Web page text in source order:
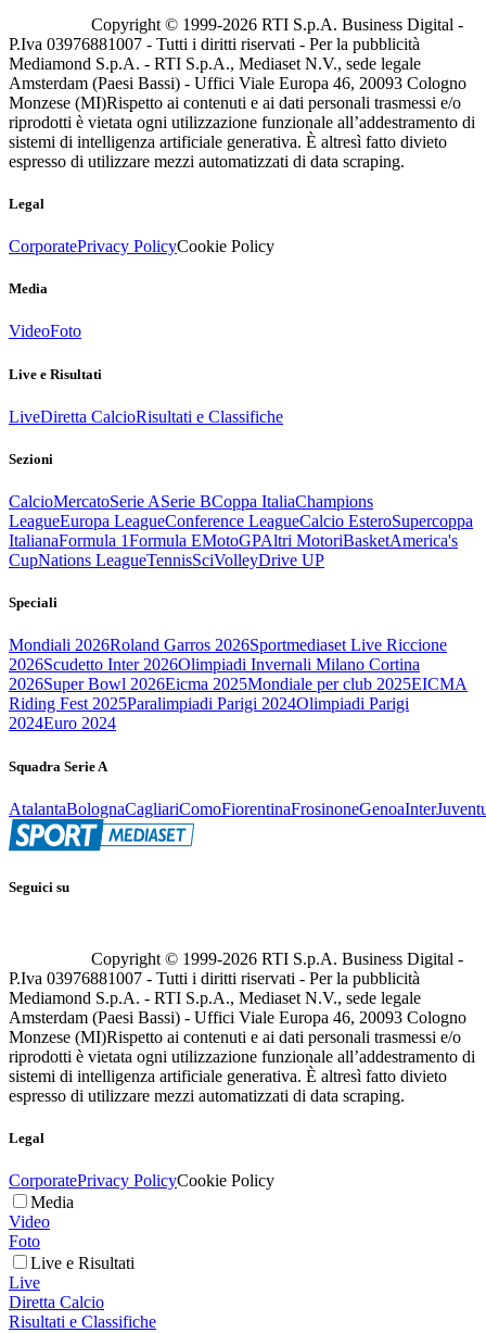
Copyright © 1999-2026 RTI S.p.A. Business Digital -
P.Iva 03976881007 - Tutti i diritti riservati - Per la pubblicità
Mediamond S.p.A. - RTI S.p.A., Mediaset N.V., sede legale
Amsterdam (Paesi Bassi) - Uffici Viale Europa 46, 20093 Cologno
Monzese (MI)Rispetto ai contenuti e ai dati personali trasmessi e/o
riprodotti è vietata ogni utilizzazione funzionale all’addestramento di
sistemi di intelligenza artificiale generativa. È altresì fatto divieto
espresso di utilizzare mezzi automatizzati di data scraping.
Legal
CorporatePrivacy PolicyCookie Policy
Media
VideoFoto
Live e Risultati
LiveDiretta CalcioRisultati e Classifiche
Sezioni
CalcioMercatoSerie ASerie BCoppa ItaliaChampions
LeagueEuropa LeagueConference LeagueCalcio EsteroSupercoppa
ItalianaFormula 1Formula EMotoGPAltri MotoriBasketAmerica's
CupNations LeagueTennisSciVolleyDrive UP
Speciali
Mondiali 2026Roland Garros 2026Sportmediaset Live Riccione
2026Scudetto Inter 2026Olimpiadi Invernali Milano Cortina
2026Super Bowl 2026Eicma 2025Mondiale per club 2025EICMA
Riding Fest 2025Paralimpiadi Parigi 2024Olimpiadi Parigi
2024Euro 2024
Squadra Serie A
AtalantaBolognaCagliariComoFiorentinaFrosinoneGenoaInter
Seguici su
Copyright © 1999-2026 RTI S.p.A. Business Digital -
P.Iva 03976881007 - Tutti i diritti riservati - Per la pubblicità
Mediamond S.p.A. - RTI S.p.A., Mediaset N.V., sede legale
Amsterdam (Paesi Bassi) - Uffici Viale Europa 46, 20093 Cologno
Monzese (MI)Rispetto ai contenuti e ai dati personali trasmessi e/o
riprodotti è vietata ogni utilizzazione funzionale all’addestramento di
sistemi di intelligenza artificiale generativa. È altresì fatto divieto
espresso di utilizzare mezzi automatizzati di data scraping.
Legal
CorporatePrivacy PolicyCookie Policy
Media
Video
Foto
Live e Risultati
Live
Diretta Calcio
Risultati e Classifiche